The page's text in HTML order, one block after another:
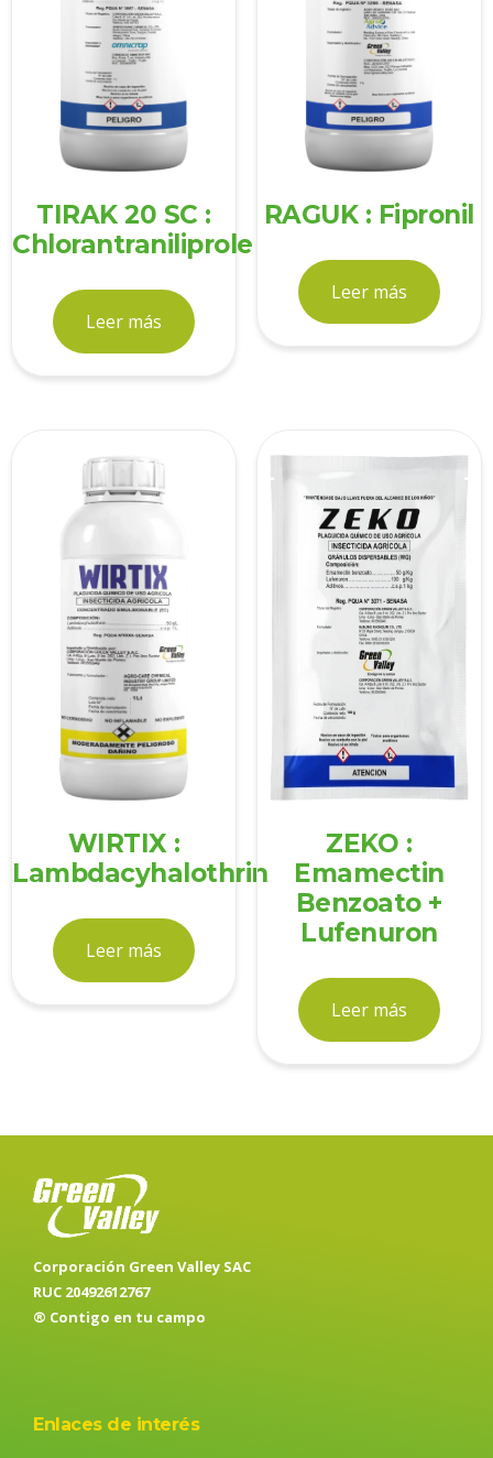
TIRAK 20 SC :
Chlorantraniliprole
Leer más
RAGUK : Fipronil
Leer más
WIRTIX :
Lambdacyhalothrin
Leer más
ZEKO :
Emamectin
Benzoato +
Lufenuron
Leer más
Corporación Green Valley SAC
RUC 20492612767
® Contigo en tu campo
Enlaces de interés